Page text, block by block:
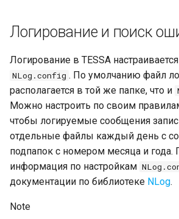
Работа с удаленными
карточками
файлами
Настройка файловых
хранилищ
Настройки базы данных для
истории действий
Кэш файлов
Лицензии и сессии
Логирование и поиск
Логирование в TESSA
NLog.config . По умолчанию файл
располагается в той же папке, что и
Можно настроить по своим
чтобы логируемые сообщения
отдельные файлы каждый день с
подпапок с номером месяца и года.
информация по настройкам
документации по библиотеке NLog.
Note